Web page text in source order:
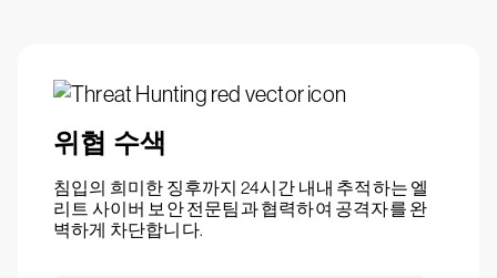
위협 수색
침입의 희미한 징후까지 24시간 내내 추적하는 엘
리트 사이버 보안 전문팀과 협력하여 공격자를 완
벽하게 차단합니다.